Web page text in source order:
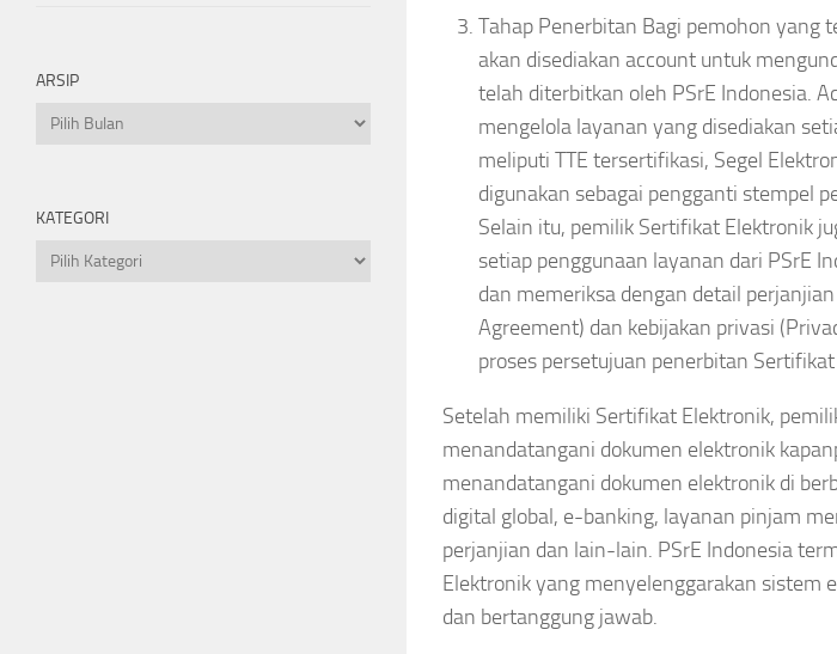
Tahap Penerbitan Bagi pemohon yang
akan disediakan account untuk
telah diterbitkan oleh PSrE Indonesia.
mengelola layanan yang disediakan
meliputi TTE tersertifikasi, Segel
digunakan sebagai pengganti stempel
Selain itu, pemilik Sertifikat Elektronik
setiap penggunaan layanan dari PSrE
dan memeriksa dengan detail
Agreement) dan kebijakan privasi
proses persetujuan penerbitan
Setelah memiliki Sertifikat Elektronik,
menandatangani dokumen elektronik
menandatangani dokumen elektronik di
digital global, e-banking, layanan pinjam
perjanjian dan lain-lain. PSrE Indonesia
Elektronik yang menyelenggarakan sistem
dan bertanggung jawab.
ARSIP
Arsip
KATEGORI
Kategori